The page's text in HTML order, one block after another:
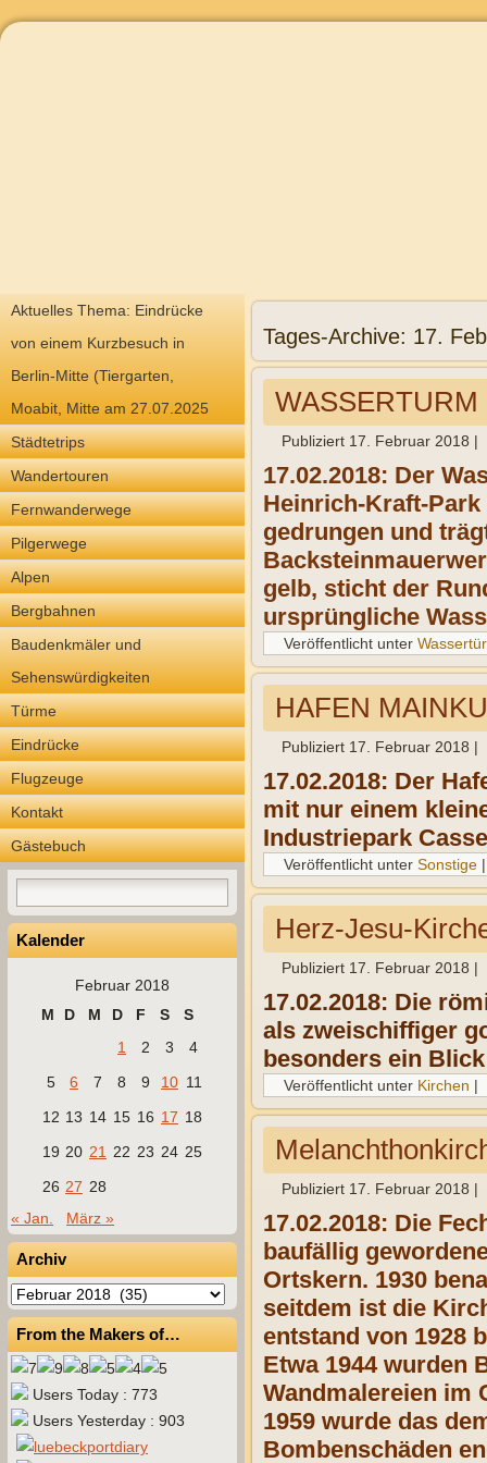
Aktuelles Thema: Eindrücke
von einem Kurzbesuch in
Berlin-Mitte (Tiergarten,
Moabit, Mitte am 27.07.2025
Städtetrips
Wandertouren
Fernwanderwege
Pilgerwege
Alpen
Bergbahnen
Baudenkmäler und
Sehenswürdigkeiten
Türme
Eindrücke
Flugzeuge
Kontakt
Gästebuch
Kalender
Februar 2018
M
D M D F S
S
1
2 3
4
5
6 7 8 9 10 11
12 13 14 15 16 17 18
19 20 21 22 23 24 25
26 27 28
« Jan.
März »
Archiv
Archiv
From the Makers of…
Users Today : 773
Users Yesterday : 903
Tages-Archive: 17.
Publiziert 17. Februar 2018 |
17.02.2018: Der
Heinrich-Kraft-
gedrungen und
gelb, sticht der
ursprüngliche
Veröffentlicht unter
HAFEN
Publiziert 17. Februar 2018 |
17.02.2018: Der
mit nur einem
Industriepark
Veröffentlicht unter Sonstige
Herz-Jesu-
Publiziert 17. Februar 2018 |
17.02.2018: Die
als zweischiffiger
besonders ein
Veröffentlicht unter Kirchen |
Publiziert 17. Februar 2018 |
17.02.2018: Die
baufällig
Ortskern. 1930
seitdem ist die
entstand von 1928
Etwa 1944 wurden
Wandmalereien im
1959 wurde das
Bombenschäden